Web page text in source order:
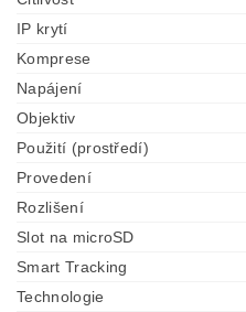
IP krytí
Komprese
Napájení
Objektiv
Použití (prostředí)
Provedení
Rozlišení
Slot na microSD
Smart Tracking
Technologie